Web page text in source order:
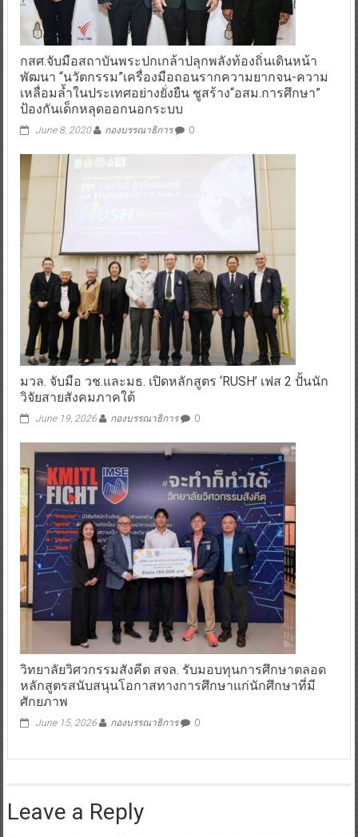
กสศ.จับมือสถาบันพระปกเกล้าปลุกพลังท้องถิ่นเดินหน้า
พัฒนา “นวัตกรรม”เครื่องมือถอนรากความยากจน-ความ
เหลื่อมล้ำในประเทศอย่างยั่งยืน ชูสร้าง“อสม.การศึกษา”
ป้องกันเด็กหลุดออกนอกระบบ
June 8, 2020 กองบรรณาธิการ 0
มวล. จับมือ วช.และมธ. เปิดหลักสูตร ‘RUSH’ เฟส 2 ปั้นนัก
วิจัยสายสังคมภาคใต้
June 19, 2026 กองบรรณาธิการ 0
วิทยาลัยวิศวกรรมสังคีต สจล. รับมอบทุนการศึกษาตลอด
หลักสูตรสนับสนุนโอกาสทางการศึกษาแก่นักศึกษาที่มี
ศักยภาพ
June 15, 2026 กองบรรณาธิการ 0
Leave a Reply